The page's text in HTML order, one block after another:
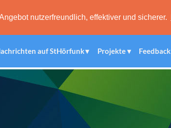
nutzerfreundlich, effektiver und sicherer.
auf StHörfunk Projekte Feedback